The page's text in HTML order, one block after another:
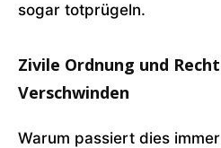
sogar totprügeln.
Zivile Ordnung und
Verschwinden
Warum passiert dies